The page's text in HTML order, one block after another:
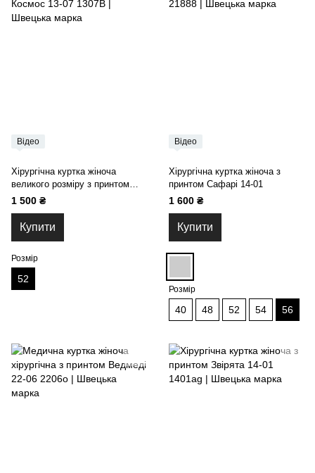
Відео
Хірургічна куртка жіноча
великого розміру з принтом
Космос 13-07
1 500 ₴
Купити
Розмір
52
Відео
Хірургічна куртка жіноча з
принтом Сафарі 14-01
1 600 ₴
Купити
Розмір
40 48 52 54 56